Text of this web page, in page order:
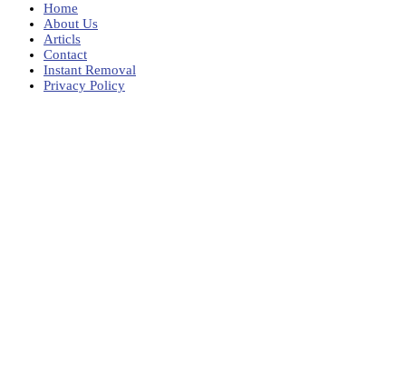
Home
About Us
Articls
Contact
Instant Removal
Privacy Policy